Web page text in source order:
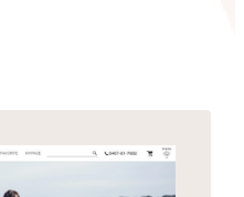
す。
しを代行します。
デル・イメージ撮影を行
です。指定のスタジオへ